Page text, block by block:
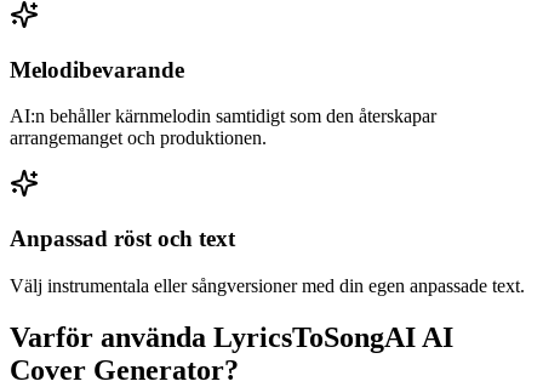
Melodibevarande
AI:n behåller kärnmelodin samtidigt som den återskapar
arrangemanget och produktionen.
Anpassad röst och text
Välj instrumentala eller sångversioner med din egen anpassade text.
Varför använda LyricsToSongAI AI
Cover Generator?